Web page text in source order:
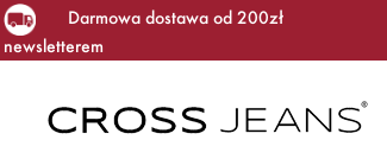
Darmowa dostawa od 200zł
newsletterem